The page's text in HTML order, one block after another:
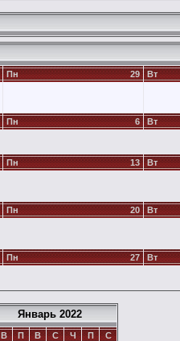
29
Пн Вт
6
Пн Вт
13
Пн Вт
20
Пн Вт
27
Пн Вт
Январь 2022
В П В С Ч П
С